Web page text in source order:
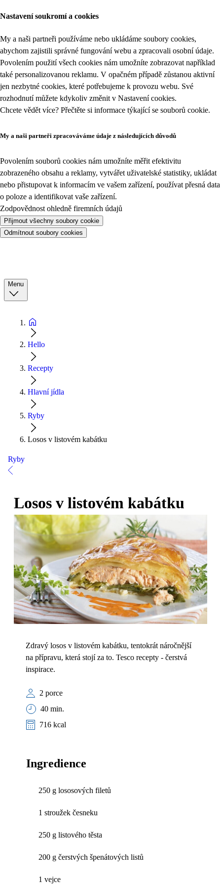
Nastavení soukromí a cookies
My a naši partneři používáme nebo ukládáme soubory cookies,
abychom zajistili správné fungování webu a zpracovali osobní údaje.
Povolením použití všech cookies nám umožníte zobrazovat například
také personalizovanou reklamu. V opačném případě zůstanou aktivní
jen nezbytné cookies, které potřebujeme k provozu webu. Své
rozhodnutí můžete kdykoliv změnit v Nastavení cookies.
Chcete vědět více? Přečtěte si informace týkající se souborů cookie.
My a naši partneři zpracováváme údaje z následujících důvodů
Povolením souborů cookies nám umožníte měřit efektivitu
zobrazeného obsahu a reklamy, vytvářet uživatelské statistiky, ukládat
nebo přistupovat k informacím ve vašem zařízení, používat přesná data
o poloze a identifikovat vaše zařízení.
Zodpovědnost ohledně firemních údajů
Přijmout všechny soubory cookie
Odmítnout soubory cookies
Menu
Hello
Recepty
Hlavní jídla
Ryby
Losos v listovém kabátku
Ryby
Losos v listovém kabátku
Zdravý losos v listovém kabátku, tentokrát náročnější
na přípravu, která stojí za to. Tesco recepty - čerstvá
inspirace.
2 porce
40 min.
716 kcal
Ingredience
250 g lososových filetů
1 stroužek česneku
250 g listového těsta
200 g čerstvých špenátových listů
1 vejce